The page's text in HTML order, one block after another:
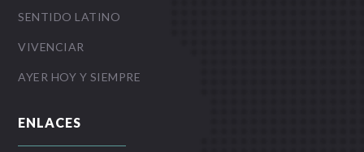
SENTIDO LATINO
VIVENCIAR
AYER HOY Y SIEMPRE
ENLACES